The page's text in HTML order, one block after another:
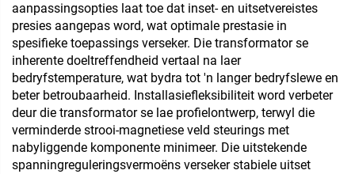
aanpassingsopties laat toe dat inset- en uitsetvereistes
presies aangepas word, wat optimale prestasie in
spesifieke toepassings verseker. Die transformator se
inherente doeltreffendheid vertaal na laer
bedryfstemperature, wat bydra tot 'n langer bedryfslewe en
beter betroubaarheid. Installasiefleksibiliteit word verbeter
deur die transformator se lae profielontwerp, terwyl die
verminderde strooi-magnetiese veld steurings met
nabyliggende komponente minimeer. Die uitstekende
spanningreguleringsvermoëns verseker stabiele uitset